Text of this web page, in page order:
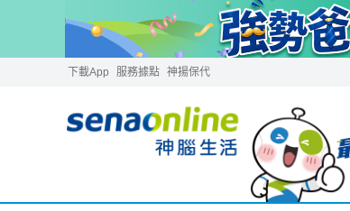
下載App 服務據點 神揚保代